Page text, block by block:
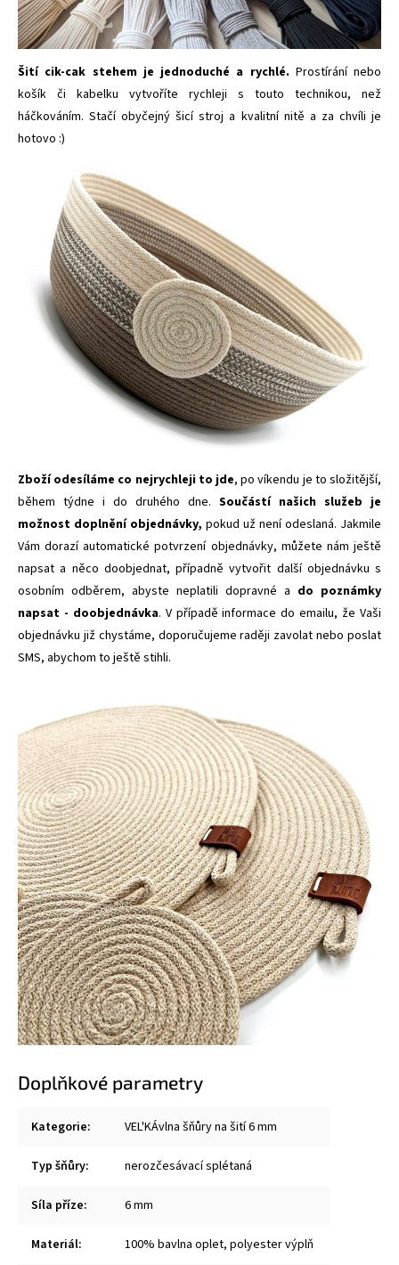
Šití cik-cak stehem je jednoduché a rychlé. Prostírání nebo
košík či kabelku vytvoříte rychleji s touto technikou, než
háčkováním. Stačí obyčejný šicí stroj a kvalitní nitě a za chvíli je
hotovo :)
Zboží odesíláme co nejrychleji to jde, po víkendu je to složitější,
během týdne i do druhého dne. Součástí našich služeb je
možnost doplnění objednávky, pokud už není odeslaná. Jakmile
Vám dorazí automatické potvrzení objednávky, můžete nám ještě
napsat a něco doobjednat, případně vytvořit další objednávku s
osobním odběrem, abyste neplatili dopravné a do poznámky
napsat - doobjednávka. V případě informace do emailu, že Vaši
objednávku již chystáme, doporučujeme raději zavolat nebo poslat
SMS, abychom to ještě stihli.
Doplňkové parametry
Kategorie: VEL'KÁvlna šňůry na šití 6 mm
Typ šňůry: nerozčesávací splétaná
Síla příze: 6 mm
Materiál: 100% bavlna oplet, polyester výplň